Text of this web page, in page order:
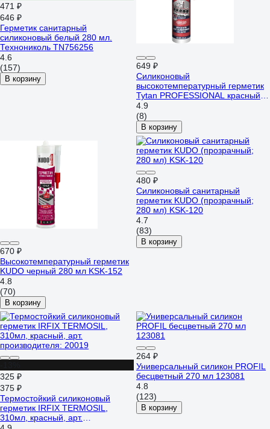
471 ₽
646 ₽
Герметик санитарный
силиконовый белый 280 мл.
Технониколь TN756256
4.6
(157)
В корзину
649 ₽
Силиконовый
высокотемпературный герметик
Tytan PROFESSIONAL красный,
280 мл 59598 208113
4.9
(8)
В корзину
670 ₽
Высокотемпературный герметик
KUDO черный 280 мл KSK-152
4.8
(70)
В корзину
480 ₽
Силиконовый санитарный
герметик KUDO (прозрачный;
280 мл) KSK-120
4.7
(83)
В корзину
325 ₽
375 ₽
Термостойкий силиконовый
герметик IRFIX TERMOSIL,
310мл, красный, арт.
264 ₽
Универсальный силикон PROFIL
бесцветный 270 мл 123081
4.8
(123)
В корзину